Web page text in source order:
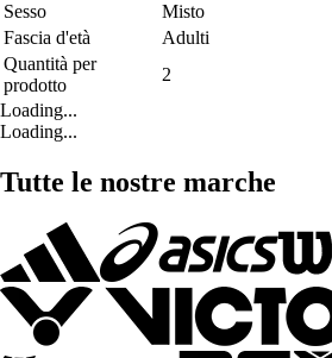
Sesso
Misto
Fascia d'età
Adulti
Quantità per
prodotto
2
Loading...
Loading...
Tutte le nostre marche